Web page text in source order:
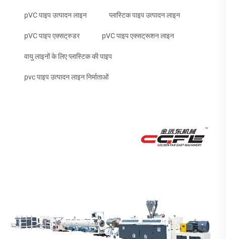
pVC पाइप उत्पादन लाइन प्लास्टिक पाइप उत्पादन लाइन
pVC पाइप एक्सट्रुडर pVC पाइप एक्सट्रूशन लाइन
वायु लाइनों के लिए प्लास्टिक की पाइप
pvc पाइप उत्पादन लाइन निर्माताओं